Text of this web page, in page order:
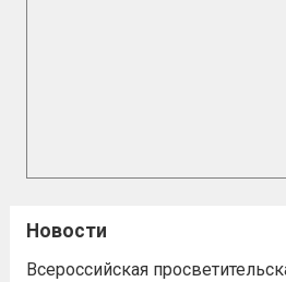
Новости
Всероссийская